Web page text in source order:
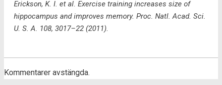
Erickson, K. I. et al. Exercise training increases size of
hippocampus and improves memory. Proc. Natl. Acad. Sci.
U. S. A. 108, 3017–22 (2011).
Kommentarer avstängda.